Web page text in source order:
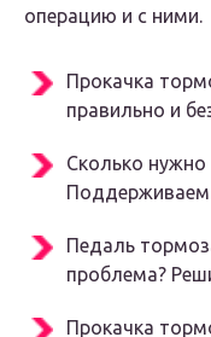
операцию и с ними.
Прокачка
правильно и
Сколько
Поддерживаем
Педаль
проблема?
Прокачка